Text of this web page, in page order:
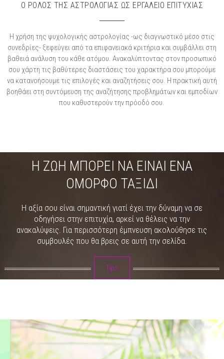
Ο ΡΟΛΟΣ ΤΗΣ ΑΣΤΡΟΛΟΓΙΑΣ ΩΣ ΕΡΓΑΛΕΙΟ ΕΠΙΤΥΧΙΑΣ
Η χρήση της ψυχολογικής αστρολογίας -ως διαγνωστικό μέσο στις
συνεδρίες- ξεφεύγει από τα επιφανειακά κριτήρια και συμβάλλει στη
βαθειά ανάλυση του κάθε ατόμου. Ανακαλύπτοντας στον προσωπικό
σου χάρτη τις βαθύτερες διαστάσεις του χαρακτήρα σου μπορούμε
να κατανοήσουμε τις επιλογές και αναζητήσεις σου. Η πρακτική αυτή
βοηθάει στη συντόμευση της αναζήτησης προβλημάτων και εμποδίων
που καθυστερούν την πρόοδό σου.
Η ΖΩΉ ΜΠΟΡΕΊ ΝΑ ΕΊΝΑΙ ΈΝΑ
ΌΜΟΡΦΟ ΤΑΞΊΔΙ
Η αξία σου είναι σημαντική γιατί έχει την δύναμη να σε
οδηγήσει στην επιτυχία, αρκεί να θέλεις να την
ανακαλύψεις. Για περισσότερη έμπνευση ακολούθησε τις
συμβουλές που θα βρεις σε αυτή την σελίδα.
Tips